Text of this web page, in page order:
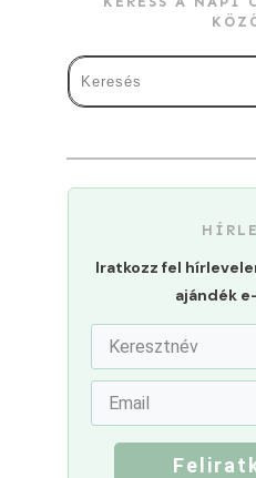
Iratkozz fel
ajándék